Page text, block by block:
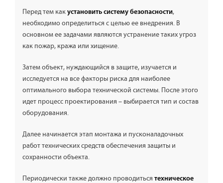
Перед тем как установить систему безопасности,
необходимо определиться с целью ее внедрения. В
основном ее задачами являются устранение таких угроз
как пожар, кража или хищение.
Затем объект, нуждающийся в защите, изучается и
исследуется на все факторы риска для наиболее
оптимального выбора технической системы. После этого
идет процесс проектирования – выбирается тип и состав
оборудования.
Далее начинается этап монтажа и пусконаладочных
работ технических средств обеспечения защиты и
сохранности объекта.
Периодически также должно проводиться техническое